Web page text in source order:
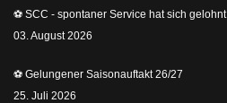
⚽️ SCC - spontaner Service hat sich gelohnt
03. August 2026
⚽️ Gelungener Saisonauftakt 26/27
25. Juli 2026